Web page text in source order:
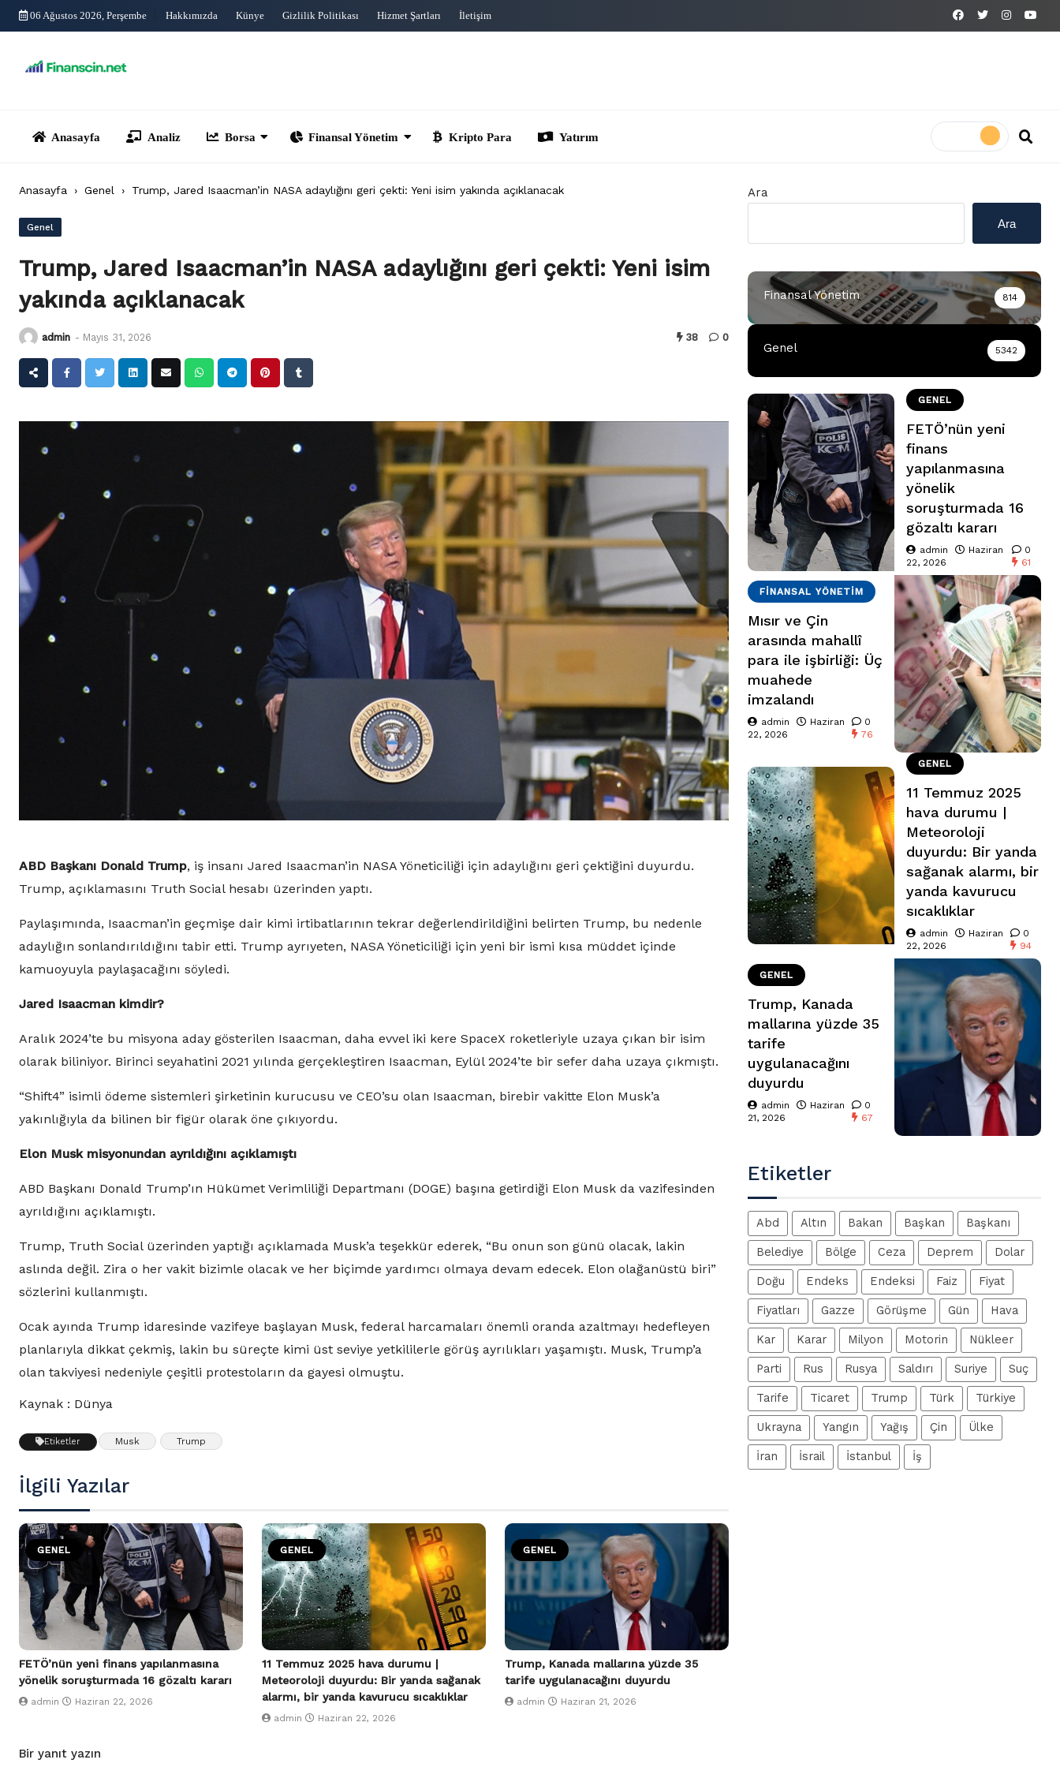
Skip
06 Ağustos 2026, Perşembe Hakkımızda Künye Gizlilik Politikası Hizmet Şartları İletişim
Anasayfa › Genel › Trump, Jared Isaacman’in NASA adaylığını geri çekti: Yeni isim yakında açıklanacak
Genel
Trump, Jared Isaacman’in NASA adaylığını geri çekti: Yeni isim
yakında açıklanacak
admin - Mayıs 31, 2026 38 0
ABD Başkanı Donald Trump, iş insanı Jared Isaacman’in NASA Yöneticiliği için adaylığını geri çektiğini duyurdu.
Trump, açıklamasını Truth Social hesabı üzerinden yaptı.
Paylaşımında, Isaacman’in geçmişe dair kimi irtibatlarının tekrar değerlendirildiğini belirten Trump, bu nedenle
adaylığın sonlandırıldığını tabir etti. Trump ayrıyeten, NASA Yöneticiliği için yeni bir ismi kısa müddet içinde
kamuoyuyla paylaşacağını söyledi.
Jared Isaacman kimdir?
Aralık 2024’te bu misyona aday gösterilen Isaacman, daha evvel iki kere SpaceX roketleriyle uzaya çıkan bir isim
olarak biliniyor. Birinci seyahatini 2021 yılında gerçekleştiren Isaacman, Eylül 2024’te bir sefer daha uzaya çıkmıştı.
“Shift4” isimli ödeme sistemleri şirketinin kurucusu ve CEO’su olan Isaacman, birebir vakitte Elon Musk’a
yakınlığıyla da bilinen bir figür olarak öne çıkıyordu.
Elon Musk misyonundan ayrıldığını açıklamıştı
ABD Başkanı Donald Trump’ın Hükümet Verimliliği Departmanı (DOGE) başına getirdiği Elon Musk da vazifesinden
ayrıldığını açıklamıştı.
Trump, Truth Social üzerinden yaptığı açıklamada Musk’a teşekkür ederek, “Bu onun son günü olacak, lakin
aslında değil. Zira o her vakit bizimle olacak ve her biçimde yardımcı olmaya devam edecek. Elon olağanüstü biri”
sözlerini kullanmıştı.
Ocak ayında Trump idaresinde vazifeye başlayan Musk, federal harcamaları önemli oranda azaltmayı hedefleyen
planlarıyla dikkat çekmiş, lakin bu süreçte kimi üst seviye yetkililerle görüş ayrılıkları yaşamıştı. Musk, Trump’a
olan takviyesi nedeniyle çeşitli protestoların da gayesi olmuştu.
Kaynak : Dünya
Etiketler Musk Trump
İlgili Yazılar
GENEL
FETÖ’nün yeni finans yapılanmasına
yönelik soruşturmada 16 gözaltı kararı
admin Haziran 22, 2026
GENEL
11 Temmuz 2025 hava durumu |
Meteoroloji duyurdu: Bir yanda sağanak
alarmı, bir yanda kavurucu sıcaklıklar
admin Haziran 22, 2026
GENEL
Trump, Kanada mallarına yüzde 35
tarife uygulanacağını duyurdu
admin Haziran 21, 2026
Bir yanıt yazın
Ara
Ara
Finansal Yönetim 814
Genel 5342
GENEL
FETÖ’nün yeni
finans
yapılanmasına
yönelik
soruşturmada 16
gözaltı kararı
admin
Haziran
22, 2026
0
61
FINANSAL YÖNETIM
Mısır ve Çin
arasında mahallî
para ile işbirliği: Üç
muahede
imzalandı
admin
Haziran
22, 2026
0
76
GENEL
11 Temmuz 2025
hava durumu |
Meteoroloji
duyurdu: Bir yanda
sağanak alarmı, bir
yanda kavurucu
sıcaklıklar
admin
Haziran
22, 2026
0
94
GENEL
Trump, Kanada
mallarına yüzde 35
tarife
uygulanacağını
duyurdu
admin
Haziran
21, 2026
0
67
Etiketler
Abd Altın Bakan Başkan Başkanı
Belediye Bölge Ceza Deprem Dolar
Doğu Endeks Endeksi Faiz Fiyat
Fiyatları Gazze Görüşme Gün Hava
Kar Karar Milyon Motorin Nükleer
Parti Rus Rusya Saldırı Suriye Suç
Tarife Ticaret Trump Türk Türkiye
Ukrayna Yangın Yağış Çin Ülke
İran İsrail İstanbul İş